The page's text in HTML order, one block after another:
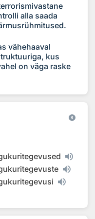
alla saada
vähehaaval
kus
on väga raske